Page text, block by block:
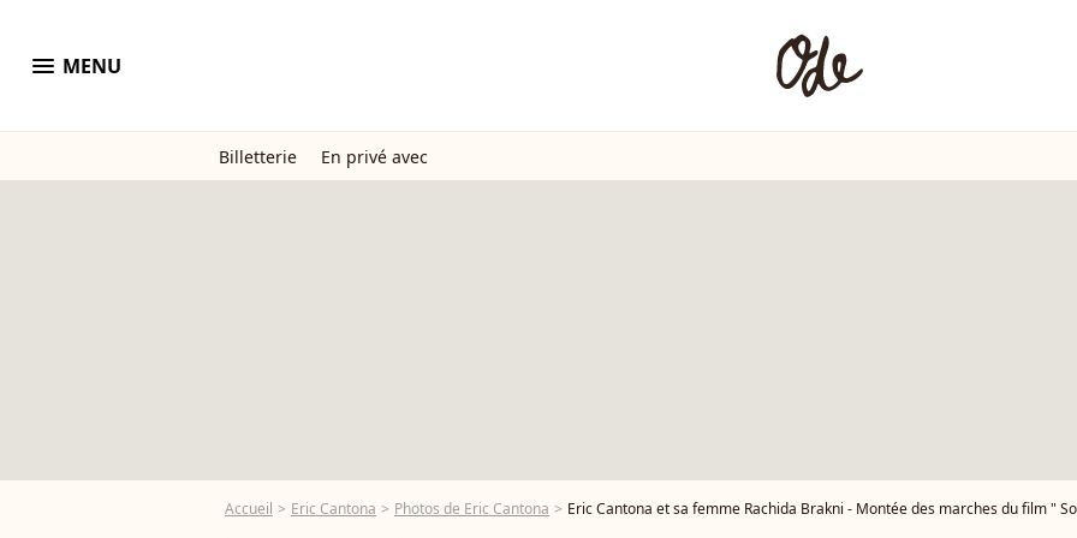
menu MENU
Billetterie En privé avec
Accueil Eric Cantona Photos de Eric Cantona Eric Cantona et sa femme Rachida Brakni - Montée des marches du film " Soudain " lors du 79ème Festival International